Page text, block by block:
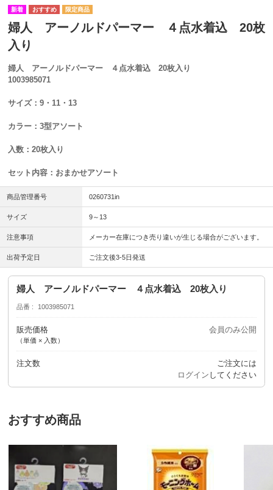
婦人 アーノルドパーマー ４点水着込 20枚
入り
婦人 アーノルドパーマー ４点水着込 20枚入り
1003985071
サイズ：9・11・13
カラー：3型アソート
入数：20枚入り
セット内容：おまかせアソート
商品管理番号 0260731in
サイズ 9～13
注意事項 メーカー在庫につき売り違いが生じる場合がございます。
出荷予定日 ご注文後3-5日発送
婦人 アーノルドパーマー ４点水着込 20枚入り
品番 1003985071
販売価格
（単価 × 入数）
会員のみ公開
注文数
ご注文には
ログイン してください
おすすめ商品